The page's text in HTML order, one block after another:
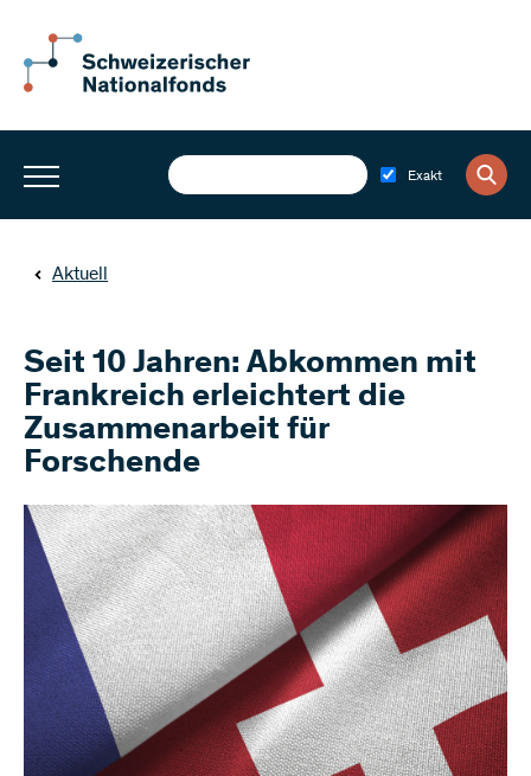
Exakt
Aktuell
Seit 10 Jahren: Abkommen mit
Frankreich erleichtert die
Zusammenarbeit für
Forschende